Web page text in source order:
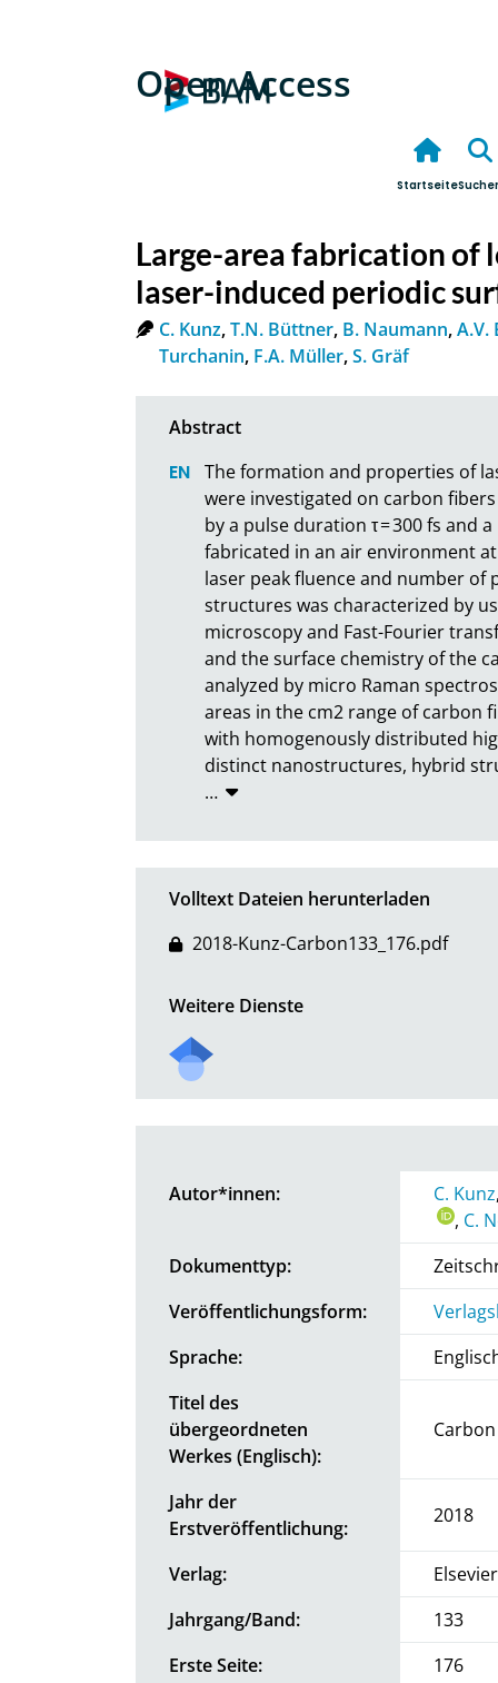
Open Access
Startseite
Large-area fabrication of
laser-induced periodic
C. Kunz,T.N. Büttner, B. Naumann,A.V.
Turchanin, F.A. Müller,S. Gräf
The formation and properties of
were investigated on carbon
by a pulse duration τ = 300 fs and
fabricated in an air environment
laser peak fluence and number
structures was characterized by
microscopy and Fast-Fourier
and the surface chemistry of the
analyzed by micro Raman
areas in the cm2 range of carbon
with homogenously distributed
distinct nanostructures, hybrid
…
Volltext Dateien herunterladen
2018-Kunz-Carbon133_176.pdf
Weitere Dienste
Autor*innen: C. Kunz
, C.
Dokumenttyp:
Veröffentlichungsform:
Sprache:
Titel des
übergeordneten
Werkes (Englisch):
Carbon
Jahr der
Erstveröffentlichung:
2018
Verlag:
Jahrgang/Band:
133
Erste Seite:
176